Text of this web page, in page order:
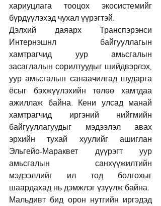
хариуцлага тооцох экосистемийг
бүрдүүлэхэд чухал үүрэгтэй.
Дэлхий даяарх Транспэрэнси
Интернэшнл байгууллагын
хамтрагчид уур амьсгалын
засаглалын сорилтуудыг шийдвэрлэх,
уур амьсгалын санаачилгад шударга
ёсыг бэхжүүлэхийн төлөө хамтдаа
ажиллаж байна. Кени улсад манай
хамтрагчид иргэний нийгмийн
байгууллагуудыг мэдээлэл авах
эрхийн тухай хуулийг ашиглан
Эльгейо-Мараквет дүүрэгт уур
амьсгалын санхүүжилтийн
мэдээллийг ил тод болгохыг
шаардахад нь дэмжлэг үзүүлж байна.
Мальдивт бид орон нутгийн иргэдэд